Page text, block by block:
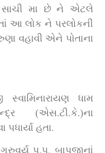
મા છે ને એટલે
આ લોક ને પરલોકની
વહાવી એને પોતાના
ધામ
(એસ.ટી.કે.)ના
હતા.
પ.પૂ. બાપજીનાં